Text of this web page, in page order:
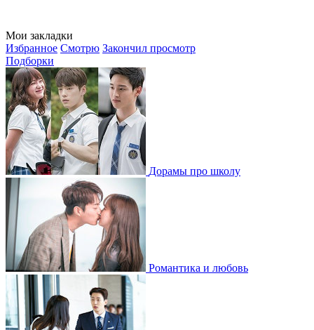
Мои закладки
Избранное Смотрю Закончил просмотр
Подборки
Дорамы про школу
Романтика и любовь